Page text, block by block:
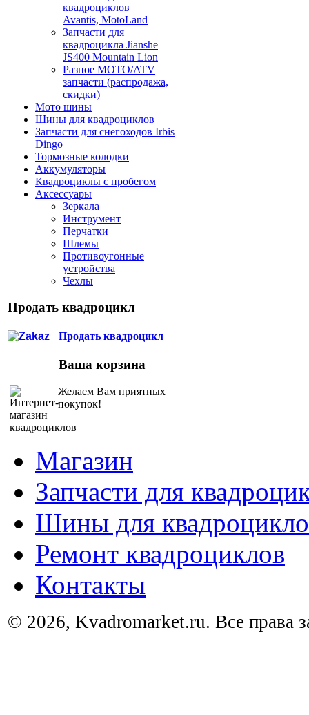
квадроциклов
Avantis, MotoLand
Запчасти для
квадроцикла Jianshe
JS400 Mountain Lion
Разное МОТО/ATV
запчасти (распродажа,
скидки)
Мото шины
Шины для квадроциклов
Запчасти для снегоходов Irbis
Dingo
Тормозные колодки
Аккумуляторы
Квадроциклы с пробегом
Аксессуары
Зеркала
Инструмент
Перчатки
Шлемы
Противоугонные
устройства
Чехлы
Продать квадроцикл
Продать квадроцикл
Ваша корзина
Желаем Вам приятных
покупок!
Магазин
Запчасти для
Шины для
Ремонт квадроциклов
Контакты
© 2026, Kvadromarket.ru. Все права